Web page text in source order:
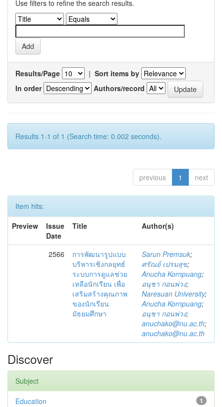
Use filters to refine the search results.
Results/Page | Sort items by
In order
Authors/record
Results 1-1 of 1 (Search time: 0.002 seconds).
previous 1 next
Item hits:
Preview
Issue
Date
Title Author(s)
2566
การพัฒนารูปแบบ
บริหารเชิงกลยุทธ์
ระบบการดูแลช่วย
เหลือนักเรียน เพื่อ
เสริมสร้างคุณภาพ
ของนักเรียน
มัธยมศึกษา
Sarun Premsuk;
ศรัณย์ เปรมสุข;
Anucha Kornpuang;
อนุชา กอนพ่วง;
Naresuan University;
Anucha Kornpuang;
อนุชา กอนพ่วง;
anuchako@nu.ac.th;
anuchako@nu.ac.th
Discover
Subject
1
Education